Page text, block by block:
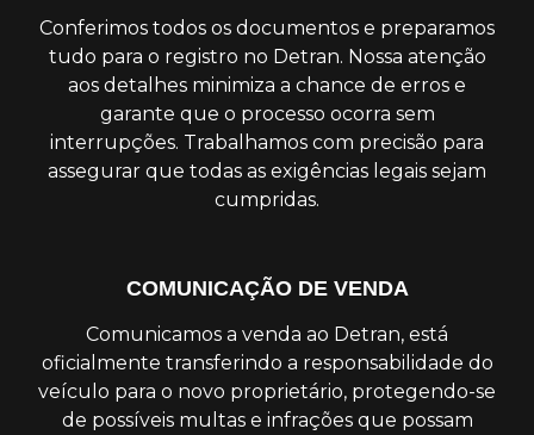
Conferimos todos os documentos e preparamos
tudo para o registro no Detran. Nossa atenção
aos detalhes minimiza a chance de erros e
garante que o processo ocorra sem
interrupções. Trabalhamos com precisão para
assegurar que todas as exigências legais sejam
cumpridas.
COMUNICAÇÃO DE VENDA
Comunicamos a venda ao Detran, está
oficialmente transferindo a responsabilidade do
veículo para o novo proprietário, protegendo-se
de possíveis multas e infrações que possam